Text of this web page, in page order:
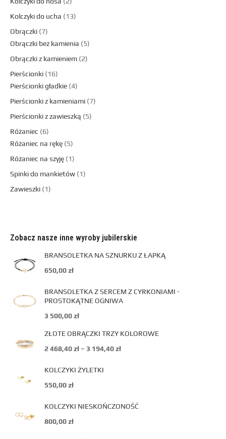
Kolczyki do ucha
13
Obrączki 7
Obrączki bez kamienia
5
Obrączki z kamieniem 2
Pierścionki 16
Pierścionki gładkie 4
Pierścionki z kamieniami 7
Pierścionki z zawieszką
5
Różaniec
6
Różaniec na rękę 5
Różaniec na szyję 1
Spinki do mankietów 1
Zawieszki 1
Zobacz nasze inne wyroby jubilerskie
BRANSOLETKA NA SZNURKU Z ŁAPKĄ
650,00zł
BRANSOLETKA Z SERCEM Z CYRKONIAMI -
PROSTOKĄTNE OGNIWA
3 500,00zł
ZŁOTE OBRĄCZKI TRZY KOLOROWE
2 468,40zł – 3 194,40zł
KOLCZYKI ŻYLETKI
550,00zł
KOLCZYKI NIESKOŃCZONOŚĆ
800,00zł